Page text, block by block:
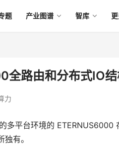
题 产业图谱 智库
全路由和分布式IO
力
平台环境的 ETERNUS6000